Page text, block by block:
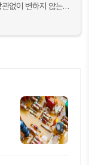
없이 변하지 않는다.
파동 자체의 진동수)